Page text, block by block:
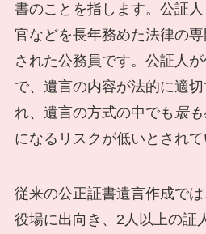
書のことを指します。公証
官などを長年務めた法律の
された公務員です。公証人
で、遺言の内容が法的に適
れ、遺言の方式の中でも 最
になるリスクが低いとされて
従来の公正証書遺言作成で
役場に出向き、2人以上の証